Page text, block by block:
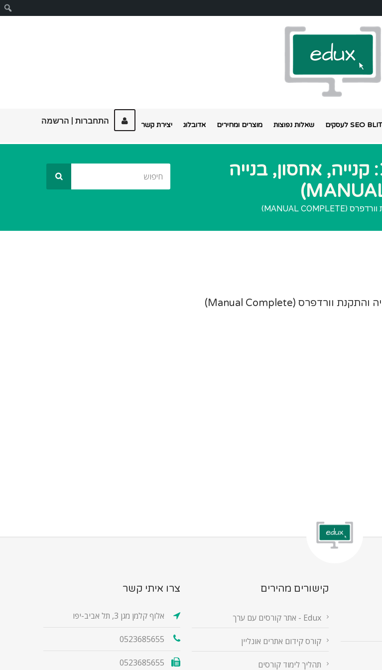
שאלות נפוצות מוצרים ומחירים אדובלוג יצירת קשר התחברות הרשמה
LIVNAT BEN YOSEF – נספח 1: קנייה, אחסון, בנייה
קישורים מהירים
Edux - אתר קורסים עם ערך
קורס קידום אתרים אונליין
תהליך לימוד קורסים
צרו איתי קשר
אלוף קלמן מגן 3, תל אביב-יפו
0523685655
0523685655